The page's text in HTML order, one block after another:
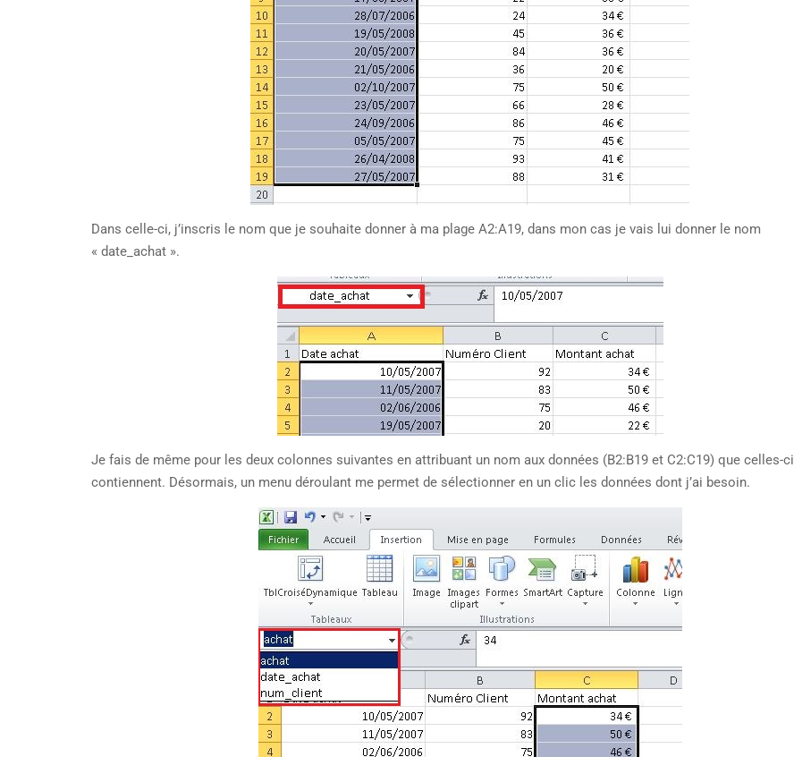
Dans celle-ci, j’inscris le nom que je souhaite donner à ma plage A2:A19, dans mon cas je vais lui donner le nom
« date_achat ».
Je fais de même pour les deux colonnes suivantes en attribuant un nom aux données (B2:B19 et C2:C19) que celles-ci
contiennent. Désormais, un menu déroulant me permet de sélectionner en un clic les données dont j’ai besoin.